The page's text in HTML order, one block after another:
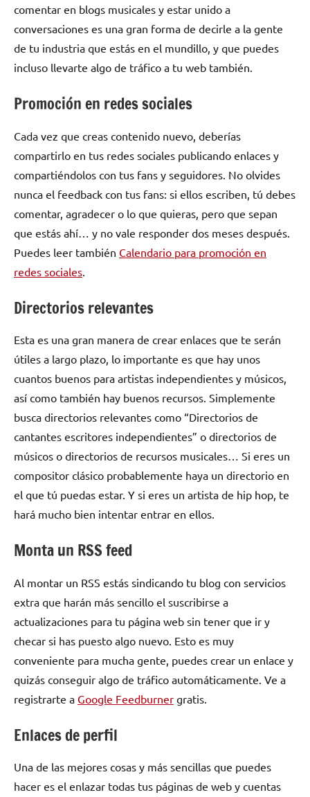
comentar en blogs musicales y estar unido a
conversaciones es una gran forma de decirle a la gente
de tu industria que estás en el mundillo, y que puedes
incluso llevarte algo de tráfico a tu web también.
Promoción en redes sociales
Cada vez que creas contenido nuevo, deberías
compartirlo en tus redes sociales publicando enlaces y
compartiéndolos con tus fans y seguidores. No olvides
nunca el feedback con tus fans: si ellos escriben, tú debes
comentar, agradecer o lo que quieras, pero que sepan
que estás ahí… y no vale responder dos meses después.
Puedes leer también Calendario para promoción en
redes sociales
Directorios relevantes
Esta es una gran manera de crear enlaces que te serán
útiles a largo plazo, lo importante es que hay unos
cuantos buenos para artistas independientes y músicos,
así como también hay buenos recursos. Simplemente
busca directorios relevantes como “Directorios de
cantantes escritores independientes” o directorios de
músicos o directorios de recursos musicales… Si eres un
compositor clásico probablemente haya un directorio en
el que tú puedas estar. Y si eres un artista de hip hop, te
hará mucho bien intentar entrar en ellos.
Monta un RSS feed
Al montar un RSS estás sindicando tu blog con servicios
extra que harán más sencillo el suscribirse a
actualizaciones para tu página web sin tener que ir y
checar si has puesto algo nuevo. Esto es muy
conveniente para mucha gente, puedes crear un enlace y
quizás conseguir algo de tráfico automáticamente. Ve a
registrarte a Google Feedburner gratis.
Enlaces de perfil
Una de las mejores cosas y más sencillas que puedes
hacer es el enlazar todas tus páginas de web y cuentas